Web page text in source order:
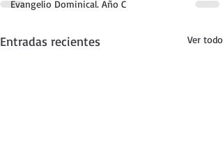
Evangelio Dominical. Año C
Entradas recientes Ver todo